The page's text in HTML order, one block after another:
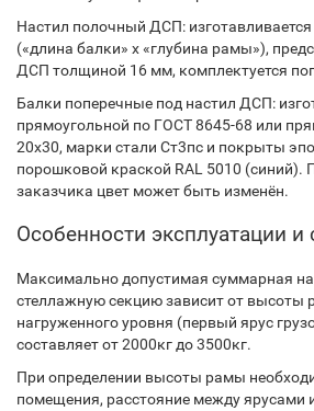
Настил полочный ДСП:
(«длина балки» х «глубина рамы»),
ДСП толщиной 16 мм, комплектуется
Балки поперечные под настил ДСП:
прямоугольной по ГОСТ 8645-68 или
20х30, марки стали Ст3пс и покрыты
порошковой краской RAL 5010 (синий).
заказчика цвет может быть изменён.
Особенности эксплуатации и
Максимально допустимая суммарная
стеллажную секцию зависит от высоты
нагруженного уровня (первый ярус
составляет от 2000кг до 3500кг.
При определении высоты рамы
помещения, расстояние между ярусами